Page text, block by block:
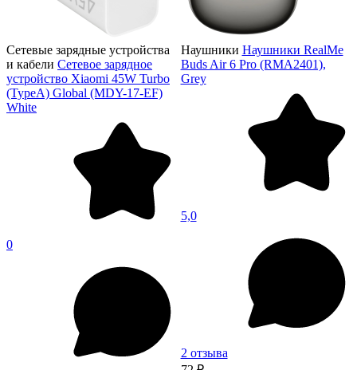
Сетевые зарядные устройства
и кабели Сетевое зарядное
устройство Xiaomi 45W Turbo
(TypeA) Global (MDY-17-EF)
White
0
Наушники Наушники RealMe
Buds Air 6 Pro (RMA2401),
Grey
5,0
2 отзыва